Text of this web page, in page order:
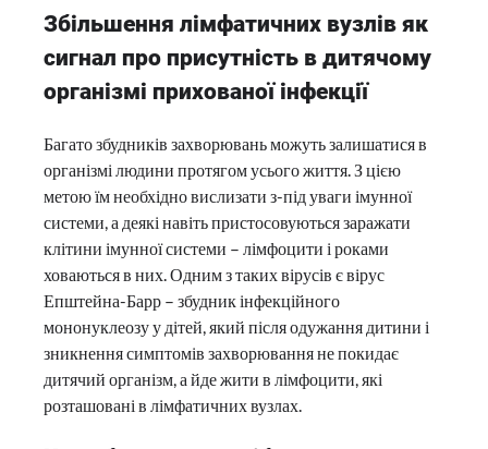
Збільшення лімфатичних вузлів як
сигнал про присутність в дитячому
організмі прихованої інфекції
Багато збудників захворювань можуть залишатися в
організмі людини протягом усього життя. З цією
метою їм необхідно вислизати з-під уваги імунної
системи, а деякі навіть пристосовуються заражати
клітини імунної системи – лімфоцити і роками
ховаються в них. Одним з таких вірусів є вірус
Епштейна-Барр – збудник інфекційного
мононуклеозу у дітей, який після одужання дитини і
зникнення симптомів захворювання не покидає
дитячий організм, а йде жити в лімфоцити, які
розташовані в лімфатичних вузлах.